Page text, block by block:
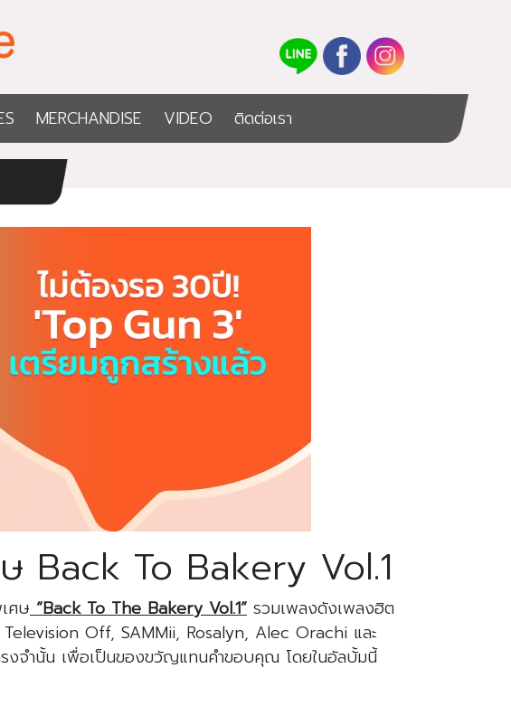
MERCHANDISE VIDEO ติดต่อเรา
Back To Bakery Vol.1
ศษ“Back To The Bakery Vol.1” รวมเพลงดังเพลงฮิต
Off, SAMMii, Rosalyn, Alec Orachi และ
งจำนั้น เพื่อเป็นของขวัญแทนคำขอบคุณ โดยในอัลบั้มนี้